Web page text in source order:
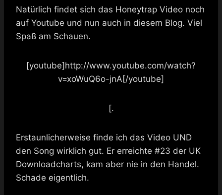
Natürlich findet sich das Honeytrap Video noch
auf Youtube und nun auch in diesem Blog. Viel
Spaß am Schauen.
[youtube]http://www.youtube.com/watch?
v=xoWuQ6o-jnA[/youtube]
[.
Erstaunlicherweise finde ich das Video UND
den Song wirklich gut. Er erreichte #23 der UK
Downloadcharts, kam aber nie in den Handel.
Schade eigentlich.